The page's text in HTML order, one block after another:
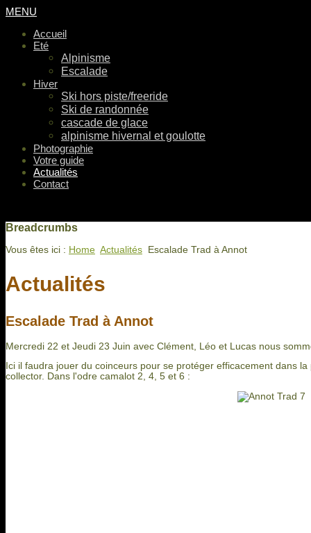
MENU
Accueil
Eté
Alpinisme
Escalade
Hiver
Ski hors piste/freeride
Ski de randonnée
cascade de glace
alpinisme hivernal et goulotte
Photographie
Votre guide
Actualités
Contact
Breadcrumbs
Vous êtes ici : Home Actualités Escalade Trad à Annot
Actualités
Escalade Trad à Annot
Mercredi 22 et Jeudi 23 Juin avec Clément, Léo et Lucas nous
Ici il faudra jouer du coinceurs pour se protéger efficacement dans
collector. Dans l'odre camalot 2, 4, 5 et 6 :